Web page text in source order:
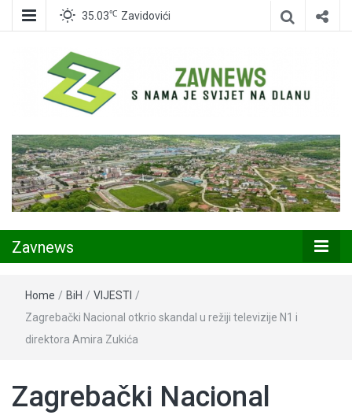
35.03℃ Zavidovići
Zavnews
Zavnews
Home / BiH / VIJESTI /
Zagrebački Nacional otkrio skandal u režiji televizije N1 i
direktora Amira Zukića
Zagrebački Nacional